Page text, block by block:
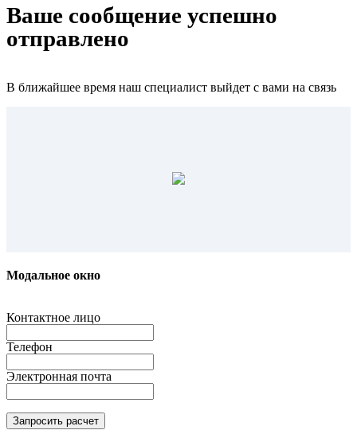
Ваше сообщение успешно
отправлено
В ближайшее время наш специалист выйдет с вами на связь
Модальное окно
Контактное лицо
Телефон
Электронная почта